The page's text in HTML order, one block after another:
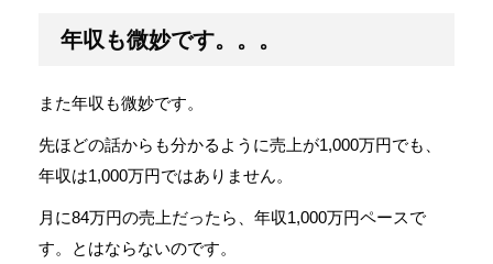
年収も微妙です。。。
また年収も微妙です。
先ほどの話からも分かるように売上が1,000万円でも、
年収は1,000万円ではありません。
月に84万円の売上だったら、年収1,000万円ペースで
す。とはならないのです。